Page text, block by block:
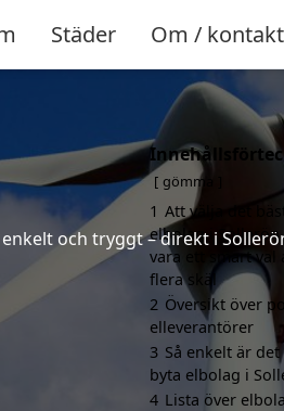
Städer Om / kontakt
och tryggt – direkt i
gömma
1 Att välja det
elbolag i Sollerön
vara ett smart val
flera skäl
2 Översikt över
elleverantörer
3 Så enkelt är
byta elbolag i
4 Lista över